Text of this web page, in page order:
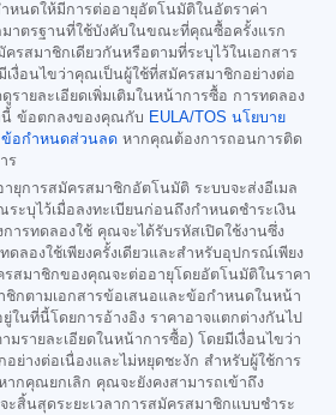
หนดให้มีการต่ออายุอัตโนมัติในอัตราค่า
มาตรฐานที่ใช้บังคับในขณะที่คุณซื้อครั้งแรก
ครสมาชิกเดียวกันหรือตามที่ระบุไว้ในเอกสาร
งื่อนไขว่าคุณเป็นผู้ใช้ที่สมัครสมาชิกอย่างต่อ
รายละเอียดเพิ่มเติมในหน้าการซื้อ การทดลอง
นี้ ข้อตกลงของคุณกับ EULA/TOS นโยบาย
ข้อกำหนดส่วนลด หากคุณต้องการถอนการติด
ร
ายุการสมัครสมาชิกอัตโนมัติ ระบบจะส่งอีเมล
ระบุไว้เมื่อลงทะเบียนก่อนถึงกำหนดชำระเงิน
ารทดลองใช้ คุณจะได้รับรหัสเปิดใช้งานซึ่ง
ดลองใช้เพียงครั้งเดียวและสำหรับอุปกรณ์เพียง
รสมาชิกของคุณจะต่ออายุโดยอัตโนมัติในราคา
ชิกตามเอกสารข้อเสนอและข้อกำหนดในหน้า
ในที่นี้โดยการอ้างอิง ราคาอาจแตกต่างกันไป
มรายละเอียดในหน้าการซื้อ) โดยมีเงื่อนไขว่า
ย่างต่อเนื่องและไม่หยุดชะงัก สำหรับผู้ใช้การ
ากคุณยกเลิก คุณจะยังคงสามารถเข้าถึง
สิ้นสุดระยะเวลาการสมัครสมาชิกแบบชำระ